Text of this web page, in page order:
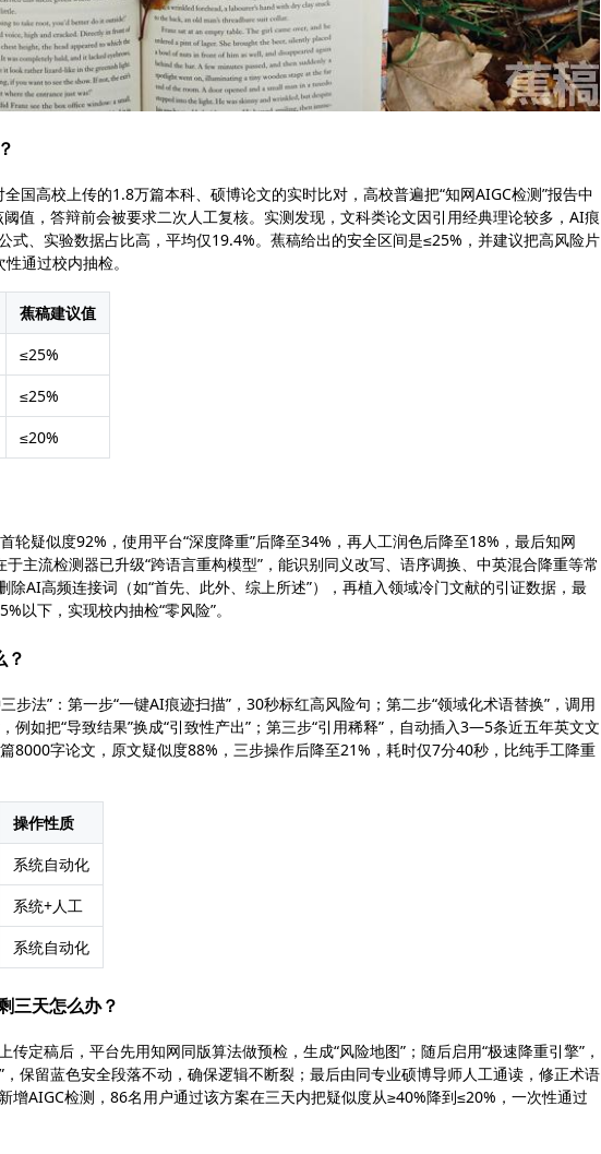
高校上传的1.8万篇本科、硕博论文的实时比对，高校普遍把“知网AIGC检测”报告中
值，答辩前会被要求二次人工复核。实测发现，文科类论文因引用经典理论较多，AI痕
式、实验数据占比高，平均仅19.4%。蕉稿给出的安全区间是≤25%，并建议把高风险片
通过校内抽检。
蕉稿建议值
≤25%
≤25%
≤20%
轮疑似度92%，使用平台“深度降重”后降至34%，再人工润色后降至18%，最后知网
主流检测器已升级“跨语言重构模型”，能识别同义改写、语序调换、中英混合降重等常
除AI高频连接词（如“首先、此外、综上所述”），再植入领域冷门文献的引证数据，最
以下，实现校内抽检“零风险”。
？
步法”：第一步“一键AI痕迹扫描”，30秒标红高风险句；第二步“领域化术语替换”，调用
例如把“导致结果”换成“引致性产出”；第三步“引用稀释”，自动插入3—5条近五年英文文
8000字论文，原文疑似度88%，三步操作后降至21%，耗时仅7分40秒，比纯手工降重
操作性质
系统自动化
系统+人工
系统自动化
三天怎么办？
定稿后，平台先用知网同版算法做预检，生成“风险地图”；随后启用“极速降重引擎”，
保留蓝色安全段落不动，确保逻辑不断裂；最后由同专业硕博导师人工通读，修正术语
增AIGC检测，86名用户通过该方案在三天内把疑似度从≥40%降到≤20%，一次性通过